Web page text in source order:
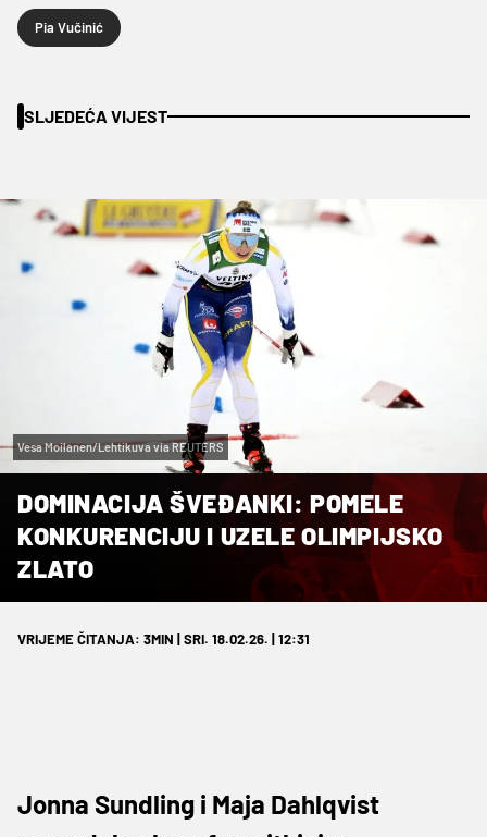
Pia Vučinić
SLJEDEĆA VIJEST
Vesa Moilanen/Lehtikuva via REUTERS
DOMINACIJA ŠVEĐANKI: POMELE
KONKURENCIJU I UZELE OLIMPIJSKO
ZLATO
VRIJEME ČITANJA: 3MIN | SRI. 18.02.26. | 12:31
Jonna Sundling i Maja Dahlqvist